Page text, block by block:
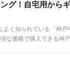
グ！自宅用から
よく知られている「神
な価格で購入できる神